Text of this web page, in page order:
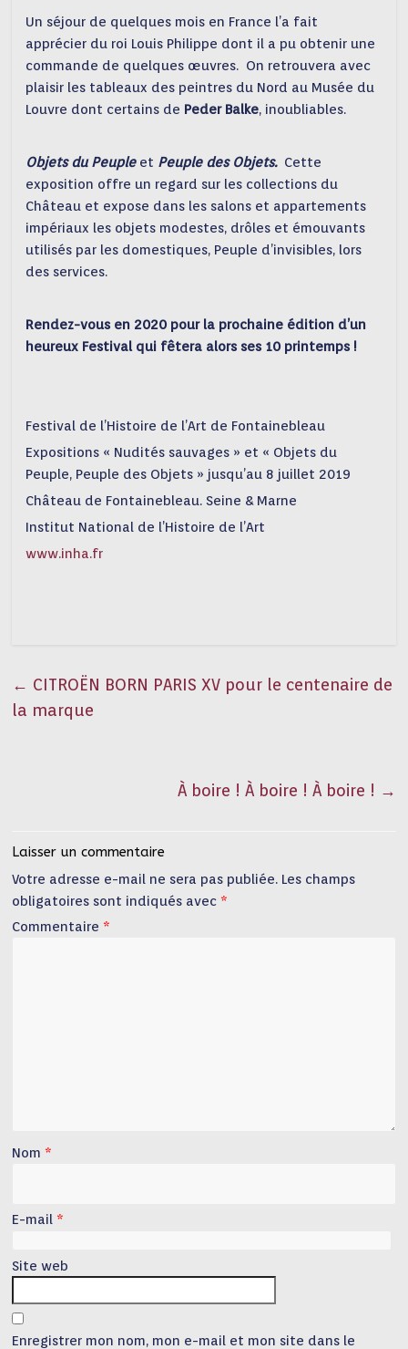
Un séjour de quelques mois en France l’a fait
apprécier du roi Louis Philippe dont il a pu obtenir une
commande de quelques œuvres. On retrouvera avec
plaisir les tableaux des peintres du Nord au Musée du
Louvre dont certains de Peder Balke, inoubliables.
Objets du Peupleet Peuple des Objets. Cette
exposition offre un regard sur les collections du
Château et expose dans les salons et appartements
impériaux les objets modestes, drôles et émouvants
utilisés par les domestiques, Peuple d’invisibles, lors
des services.
Rendez-vous en 2020 pour la prochaine édition d’un
heureux Festival qui fêtera alors ses 10 printemps !
Festival de l’Histoire de l’Art de Fontainebleau
Expositions « Nudités sauvages » et « Objets du
Peuple, Peuple des Objets » jusqu’au 8 juillet 2019
Château de Fontainebleau. Seine & Marne
Institut National de l’Histoire de l’Art
www.inha.fr
← CITROËN BORN PARIS XV pour le centenaire de
la marque
À boire ! À boire ! À boire ! →
Laisser un commentaire
Votre adresse e-mail ne sera pas publiée. Les champs
obligatoires sont indiqués avec *
Commentaire *
Nom *
E-mail *
Site web
Enregistrer mon nom, mon e-mail et mon site dans le